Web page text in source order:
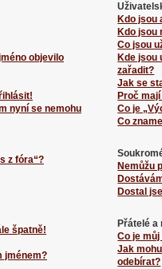
objevilo
nyní se nemohu
z fóra“?
špatně!
jménem?
Kdo jsou
Kdo jsou
Co jsou
Kde jsou
zařadit?
Jak se
Proč
Co je
Co
Nemůžu
Dostal
Přátelé a
Co je
Jak
odebírat?